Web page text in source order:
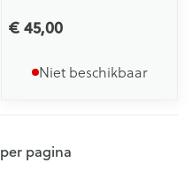
€ 45,00
Niet beschikbaar
per pagina